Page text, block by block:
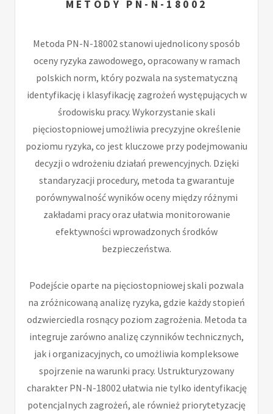
METODY PN-N-18002
Metoda PN-N-18002 stanowi ujednolicony sposób
oceny ryzyka zawodowego, opracowany w ramach
polskich norm, który pozwala na systematyczną
identyfikację i klasyfikację zagrożeń występujących w
środowisku pracy. Wykorzystanie skali
pięciostopniowej umożliwia precyzyjne określenie
poziomu ryzyka, co jest kluczowe przy podejmowaniu
decyzji o wdrożeniu działań prewencyjnych. Dzięki
standaryzacji procedury, metoda ta gwarantuje
porównywalność wyników oceny między różnymi
zakładami pracy oraz ułatwia monitorowanie
efektywności wprowadzonych środków
bezpieczeństwa.
Podejście oparte na pięciostopniowej skali pozwala
na zróżnicowaną analizę ryzyka, gdzie każdy stopień
odzwierciedla rosnący poziom zagrożenia. Metoda ta
integruje zarówno analizę czynników technicznych,
jak i organizacyjnych, co umożliwia kompleksowe
spojrzenie na warunki pracy. Ustrukturyzowany
charakter PN-N-18002 ułatwia nie tylko identyfikację
potencjalnych zagrożeń, ale również priorytetyzację